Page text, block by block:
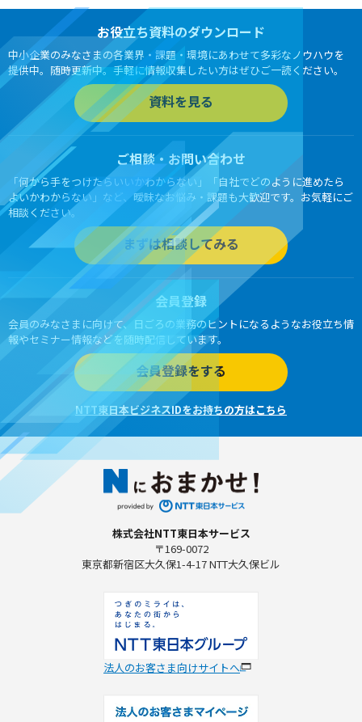
お役立ち資料のダウンロード
中小企業のみなさまの各業界・課題・環境にあわせて多彩なノウハウを
提供中。随時更新中。手軽に情報収集したい方はぜひご一読ください。
資料を見る
ご相談・お問い合わせ
「何から手をつけたらいいかわからない」「自社でどのように進めたら
よいかわからない」など、曖昧なお悩み・課題も大歓迎です。お気軽にご
相談ください。
まずは相談してみる
会員登録
会員のみなさまに向けて、日ごろの業務のヒントになるようなお役立ち情
報やセミナー情報などを随時配信しています。
会員登録をする
NTT東日本ビジネスIDをお持ちの方はこちら
株式会社NTT東日本サービス
〒169-0072
東京都新宿区大久保1-4-17 NTT大久保ビル
法人のお客さま向けサイトへ